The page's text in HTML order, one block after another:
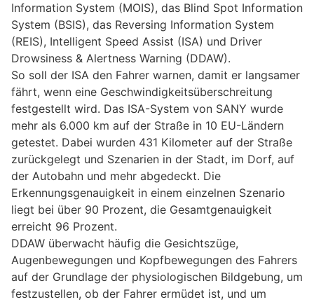
Information System (MOIS), das Blind Spot Information
System (BSIS), das Reversing Information System
(REIS), Intelligent Speed Assist (ISA) und Driver
Drowsiness & Alertness Warning (DDAW).
So soll der ISA den Fahrer warnen, damit er langsamer
fährt, wenn eine Geschwindigkeitsüberschreitung
festgestellt wird. Das ISA-System von SANY wurde
mehr als 6.000 km auf der Straße in 10 EU-Ländern
getestet. Dabei wurden 431 Kilometer auf der Straße
zurückgelegt und Szenarien in der Stadt, im Dorf, auf
der Autobahn und mehr abgedeckt. Die
Erkennungsgenauigkeit in einem einzelnen Szenario
liegt bei über 90 Prozent, die Gesamtgenauigkeit
erreicht 96 Prozent.
DDAW überwacht häufig die Gesichtszüge,
Augenbewegungen und Kopfbewegungen des Fahrers
auf der Grundlage der physiologischen Bildgebung, um
festzustellen, ob der Fahrer ermüdet ist, und um